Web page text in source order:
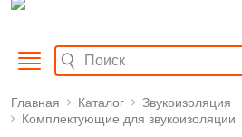
Главная Каталог
Звукоизоляция
Комплектующие для звукоизоляции